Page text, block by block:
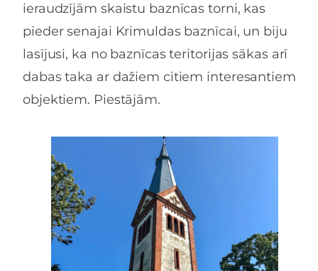
ieraudzījām skaistu baznīcas torni, kas
pieder senajai Krimuldas baznīcai, un biju
lasījusi, ka no baznīcas teritorijas sākas arī
dabas taka ar dažiem citiem interesantiem
objektiem. Piestājām.